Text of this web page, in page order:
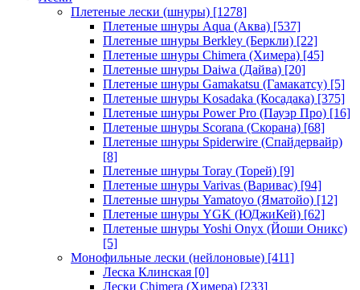
Плетеные лески (шнуры) [1278]
Плетеные шнуры Aqua (Аква) [537]
Плетеные шнуры Berkley (Беркли) [22]
Плетеные шнуры Chimera (Химера) [45]
Плетеные шнуры Daiwa (Дайва) [20]
Плетеные шнуры Gamakatsu (Гамакатсу) [5]
Плетеные шнуры Kosadaka (Косадака) [375]
Плетеные шнуры Power Pro (Пауэр Про) [16]
Плетеные шнуры Scorana (Скорана) [68]
Плетеные шнуры Spiderwire (Спайдервайр)
[8]
Плетеные шнуры Toray (Торей) [9]
Плетеные шнуры Varivas (Варивас) [94]
Плетеные шнуры Yamatoyo (Яматойо) [12]
Плетеные шнуры YGK (ЮДжиКей) [62]
Плетеные шнуры Yoshi Onyx (Йоши Оникс)
[5]
Монофильные лески (нейлоновые) [411]
Леска Клинская [0]
Лески Chimera (Химера) [233]